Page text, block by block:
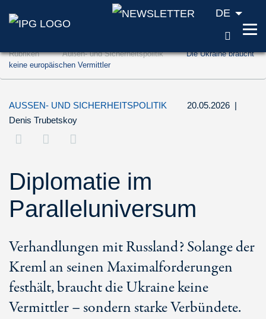
Zum Inhalt springen (Accesskey '1')
Zur Suche springen (Accesskey '2')
DE
Rubriken Außen- und Sicherheitspolitik
Die Ukraine braucht
keine europäischen Vermittler
AUSSEN- UND SICHERHEITSPOLITIK 20.05.2026 |
Denis Trubetskoy
Diplomatie im
Paralleluniversum
Verhandlungen mit Russland? Solange der
Kreml an seinen Maximalforderungen
festhält, braucht die Ukraine keine
Vermittler – sondern starke Verbündete.